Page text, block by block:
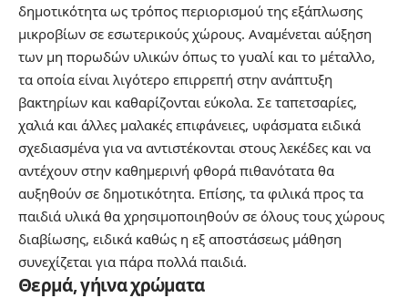
δημοτικότητα ως τρόπος περιορισμού της εξάπλωσης
μικροβίων σε εσωτερικούς χώρους. Αναμένεται αύξηση
των μη πορωδών υλικών όπως το γυαλί και το μέταλλο,
τα οποία είναι λιγότερο επιρρεπή στην ανάπτυξη
βακτηρίων και καθαρίζονται εύκολα. Σε ταπετσαρίες,
χαλιά και άλλες μαλακές επιφάνειες, υφάσματα ειδικά
σχεδιασμένα για να αντιστέκονται στους λεκέδες και να
αντέχουν στην καθημερινή φθορά πιθανότατα θα
αυξηθούν σε δημοτικότητα. Επίσης, τα φιλικά προς τα
παιδιά υλικά θα χρησιμοποιηθούν σε όλους τους χώρους
διαβίωσης, ειδικά καθώς η εξ αποστάσεως μάθηση
συνεχίζεται για πάρα πολλά παιδιά.
Θερμά, γήινα χρώματα